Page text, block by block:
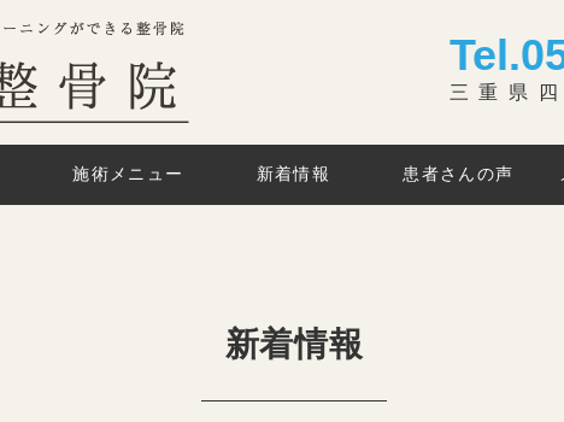
Tel.
三重県
施術メニュー 新着情報 患者さんの声
新着情報